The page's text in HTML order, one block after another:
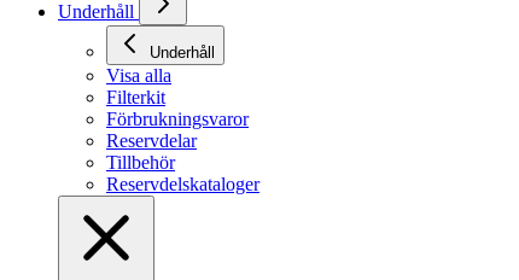
Underhåll
Underhåll
Visa alla
Filterkit
Förbrukningsvaror
Reservdelar
Tillbehör
Reservdelskataloger